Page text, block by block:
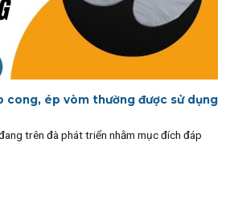
cong, ép vòm thường được sử dụng
trên đà phát triển nhằm mục đích đáp